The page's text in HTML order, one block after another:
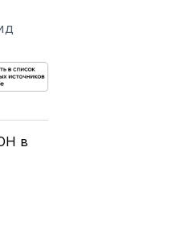
в